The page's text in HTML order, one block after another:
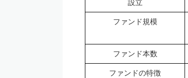
設立
ファンド規模
ファンド本数
ファンドの特徴